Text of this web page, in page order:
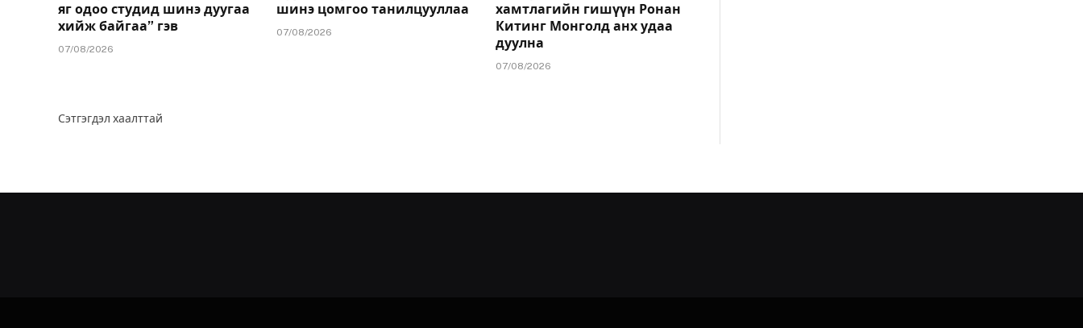
яг одоо студид шинэ дуугаа
хийж байгаа” гэв
07/08/2026
шинэ цомгоо танилцууллаа
07/08/2026
хамтлагийн гишүүн Ронан
Китинг Монголд анх удаа
дуулна
07/08/2026
Сэтгэгдэл хаалттай